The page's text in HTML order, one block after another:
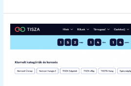
Datalekkasje
TISZA
Világ